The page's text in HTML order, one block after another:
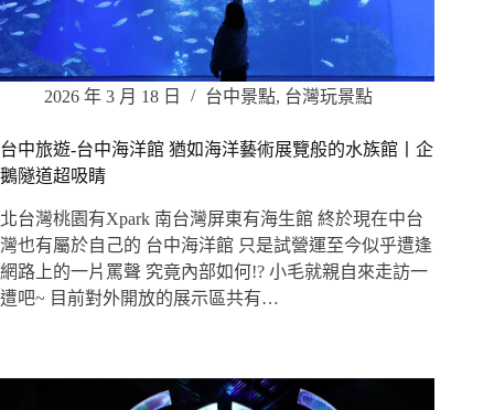
2026 年 3 月 18 日 台中景點, 台灣玩景點
台中旅遊-台中海洋館 猶如海洋藝術展覽般的水族館丨企
鵝隧道超吸睛
北台灣桃園有Xpark 南台灣屏東有海生館 終於現在中台
灣也有屬於自己的 台中海洋館 只是試營運至今似乎遭逢
網路上的一片罵聲 究竟內部如何!? 小毛就親自來走訪一
遭吧~ 目前對外開放的展示區共有…